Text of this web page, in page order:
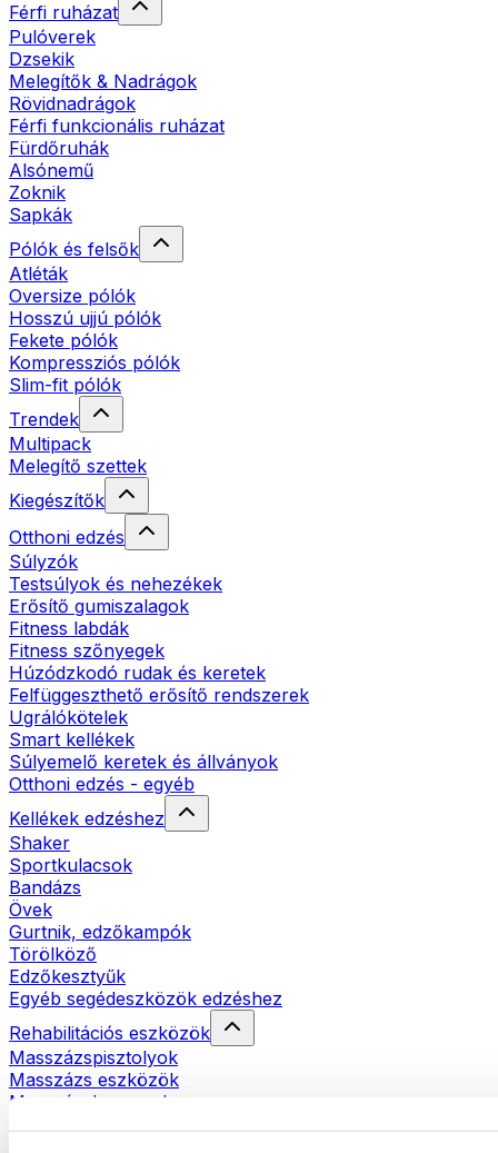
Férfi ruházat
Pulóverek
Dzsekik
Melegítők & Nadrágok
Rövidnadrágok
Férfi funkcionális ruházat
Fürdőruhák
Alsónemű
Zoknik
Sapkák
Pólók és felsők
Atléták
Oversize pólók
Hosszú ujjú pólók
Fekete pólók
Kompressziós pólók
Slim-fit pólók
Trendek
Multipack
Melegítő szettek
Kiegészítők
Otthoni edzés
Súlyzók
Testsúlyok és nehezékek
Erősítő gumiszalagok
Fitness labdák
Fitness szőnyegek
Húzódzkodó rudak és keretek
Felfüggeszthető erősítő rendszerek
Ugrálókötelek
Smart kellékek
Súlyemelő keretek és állványok
Otthoni edzés - egyéb
Kellékek edzéshez
Shaker
Sportkulacsok
Bandázs
Övek
Gurtnik, edzőkampók
Törölköző
Edzőkesztyűk
Egyéb segédeszközök edzéshez
Rehabilitációs eszközök
Masszázspisztolyok
Masszázs eszközök
Masszázshengerek